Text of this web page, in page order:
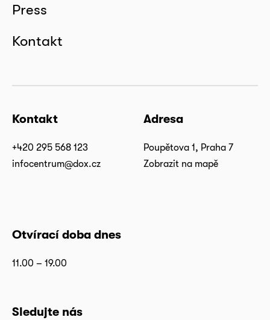
Press
Kontakt
Kontakt
+420 295 568 123
infocentrum@dox.cz
Adresa
Poupětova 1, Praha 7
Zobrazit na mapě
Otvírací doba dnes
11.00 – 19.00
Sledujte nás